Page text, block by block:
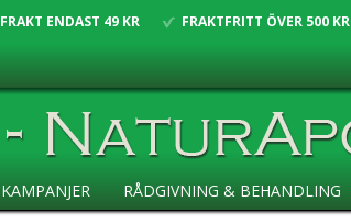
FRAKT ENDAST 49 KR FRAKTFRITT ÖVER 500 KR
KAMPANJER RÅDGIVNING & BEHANDLING